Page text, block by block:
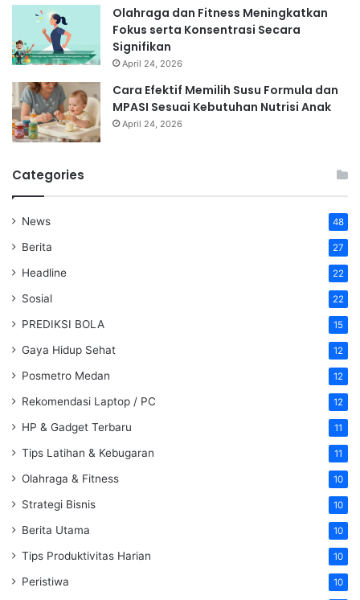
Olahraga dan Fitness Meningkatkan
Fokus serta Konsentrasi Secara
Signifikan
April 24, 2026
Cara Efektif Memilih Susu Formula dan
MPASI Sesuai Kebutuhan Nutrisi Anak
April 24, 2026
Categories
News 48
Berita 27
Headline 22
Sosial 22
PREDIKSI BOLA 15
Gaya Hidup Sehat 12
Posmetro Medan 12
Rekomendasi Laptop / PC 12
HP & Gadget Terbaru 11
Tips Latihan & Kebugaran 11
Olahraga & Fitness 10
Strategi Bisnis 10
Berita Utama 10
Tips Produktivitas Harian 10
Peristiwa 10